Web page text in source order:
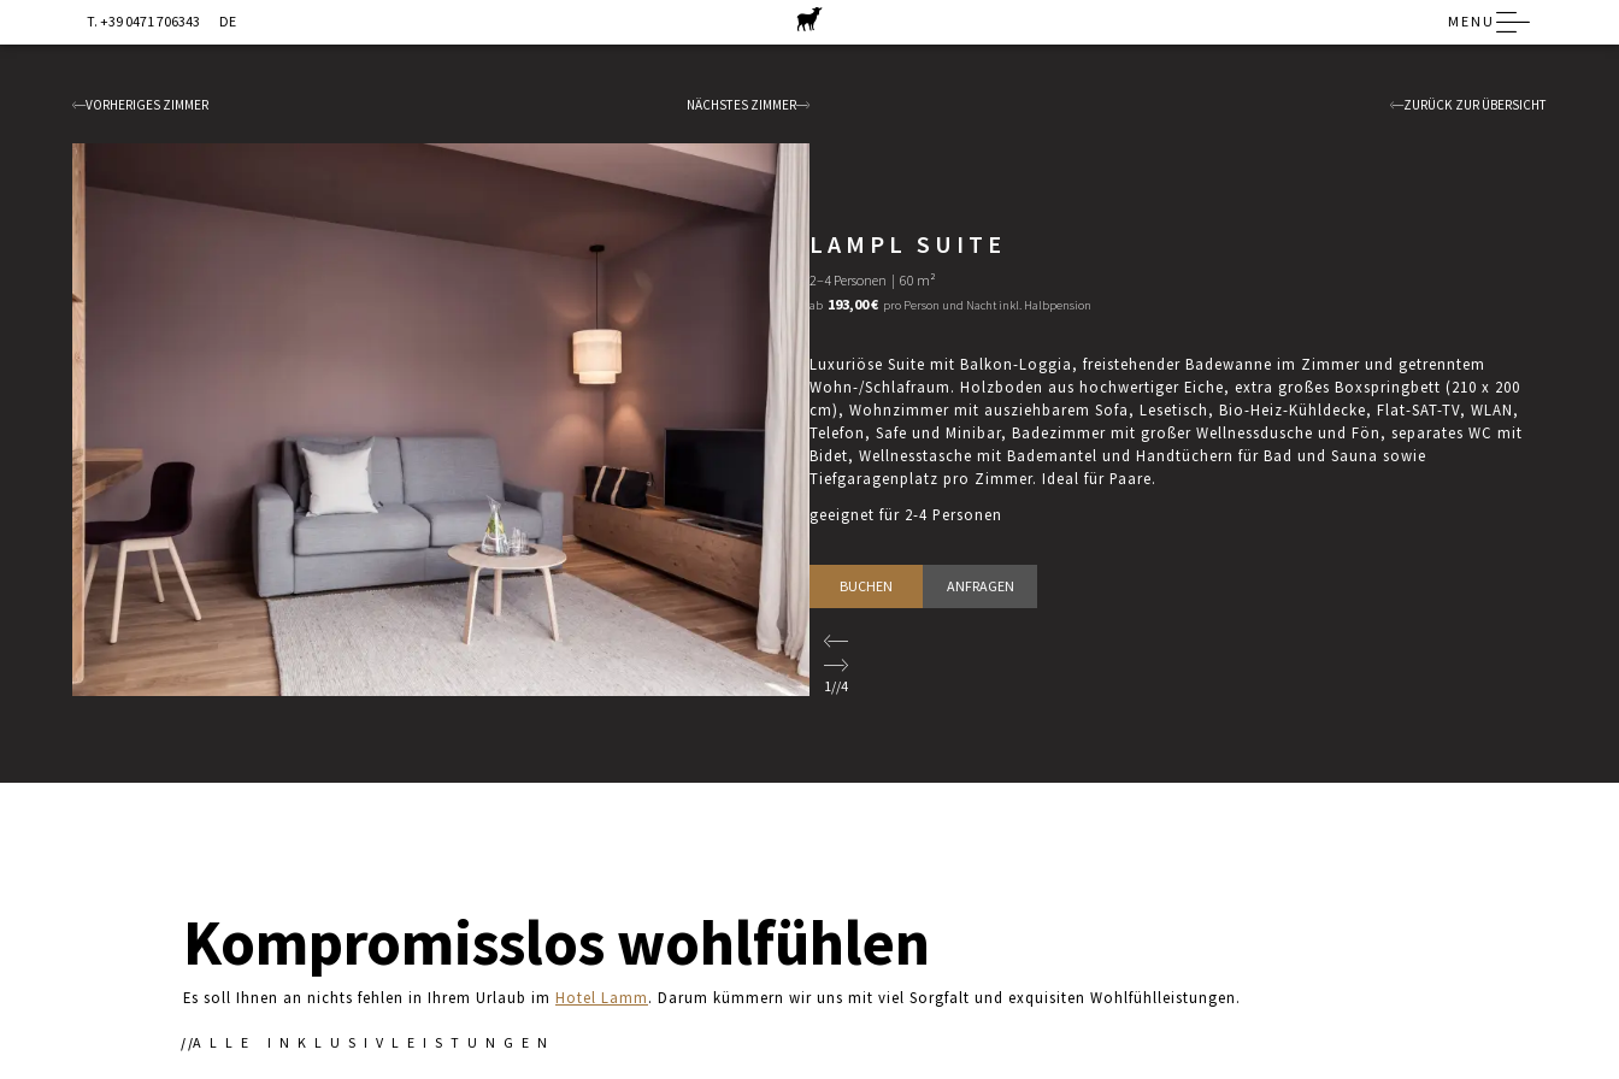
T. +39 0471 706343 DE MENU
VORHERIGES ZIMMER NÄCHSTES ZIMMER
1//4
ZURÜCK ZUR ÜBERSICHT
LAMPL SUITE
2–4 Personen | 60 m²
ab 193,00 € pro Person und Nacht inkl. Halbpension
Luxuriöse Suite mit Balkon-Loggia, freistehender Badewanne im Zimmer und getrenntem
Wohn-/Schlafraum. Holzboden aus hochwertiger Eiche, extra großes Boxspringbett (210 x 200
cm), Wohnzimmer mit ausziehbarem Sofa, Lesetisch, Bio-Heiz-Kühldecke, Flat-SAT-TV, WLAN,
Telefon, Safe und Minibar, Badezimmer mit großer Wellnessdusche und Fön, separates WC mit
Bidet, Wellnesstasche mit Bademantel und Handtüchern für Bad und Sauna sowie
Tiefgaragenplatz pro Zimmer. Ideal für Paare.
geeignet für 2-4 Personen
BUCHEN ANFRAGEN
Kompromisslos wohlfühlen
Es soll Ihnen an nichts fehlen in Ihrem Urlaub im Hotel Lamm. Darum kümmern wir uns mit viel Sorgfalt und exquisiten Wohlfühlleistungen.
ALLE INKLUSIVLEISTUNGEN